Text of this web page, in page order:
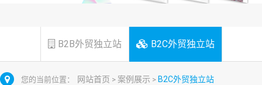
B2B外贸独立站 B2C外贸独立站
您的当前位置： 网站首页 > 案例展示 > B2C外贸独立站